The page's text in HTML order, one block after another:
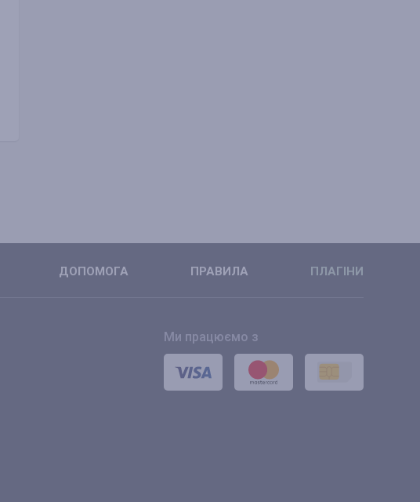
ДОПОМОГА ПРАВИЛА ПЛАГІНИ
Ми працюємо з